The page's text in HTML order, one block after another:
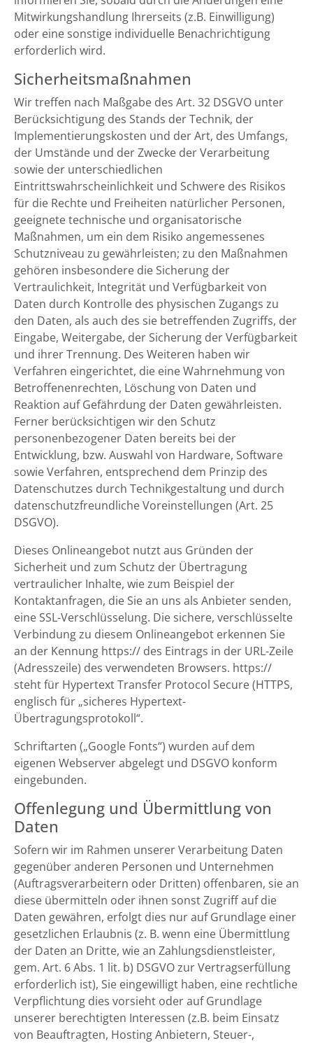
Mitwirkungshandlung Ihrerseits (z.B. Einwilligung)
oder eine sonstige individuelle Benachrichtigung
erforderlich wird.
Sicherheitsmaßnahmen
Wir treffen nach Maßgabe des Art. 32 DSGVO unter
Berücksichtigung des Stands der Technik, der
Implementierungskosten und der Art, des Umfangs,
der Umstände und der Zwecke der Verarbeitung
sowie der unterschiedlichen
Eintrittswahrscheinlichkeit und Schwere des Risikos
für die Rechte und Freiheiten natürlicher Personen,
geeignete technische und organisatorische
Maßnahmen, um ein dem Risiko angemessenes
Schutzniveau zu gewährleisten; zu den Maßnahmen
gehören insbesondere die Sicherung der
Vertraulichkeit, Integrität und Verfügbarkeit von
Daten durch Kontrolle des physischen Zugangs zu
den Daten, als auch des sie betreffenden Zugriffs, der
Eingabe, Weitergabe, der Sicherung der Verfügbarkeit
und ihrer Trennung. Des Weiteren haben wir
Verfahren eingerichtet, die eine Wahrnehmung von
Betroffenenrechten, Löschung von Daten und
Reaktion auf Gefährdung der Daten gewährleisten.
Ferner berücksichtigen wir den Schutz
personenbezogener Daten bereits bei der
Entwicklung, bzw. Auswahl von Hardware, Software
sowie Verfahren, entsprechend dem Prinzip des
Datenschutzes durch Technikgestaltung und durch
datenschutzfreundliche Voreinstellungen (Art. 25
DSGVO).
Dieses Onlineangebot nutzt aus Gründen der
Sicherheit und zum Schutz der Übertragung
vertraulicher Inhalte, wie zum Beispiel der
Kontaktanfragen, die Sie an uns als Anbieter senden,
eine SSL-Verschlüsselung. Die sichere, verschlüsselte
Verbindung zu diesem Onlineangebot erkennen Sie
an der Kennung https:// des Eintrags in der URL-Zeile
(Adresszeile) des verwendeten Browsers. https://
steht für Hypertext Transfer Protocol Secure (HTTPS,
englisch für „sicheres Hypertext-
Übertragungsprotokoll“.
Schriftarten („Google Fonts“) wurden auf dem
eigenen Webserver abgelegt und DSGVO konform
eingebunden.
Offenlegung und Übermittlung von
Daten
Sofern wir im Rahmen unserer Verarbeitung Daten
gegenüber anderen Personen und Unternehmen
(Auftragsverarbeitern oder Dritten) offenbaren, sie an
diese übermitteln oder ihnen sonst Zugriff auf die
Daten gewähren, erfolgt dies nur auf Grundlage einer
gesetzlichen Erlaubnis (z. B. wenn eine Übermittlung
der Daten an Dritte, wie an Zahlungsdienstleister,
gem. Art. 6 Abs. 1 lit. b) DSGVO zur Vertragserfüllung
erforderlich ist), Sie eingewilligt haben, eine rechtliche
Verpflichtung dies vorsieht oder auf Grundlage
unserer berechtigten Interessen (z.B. beim Einsatz
von Beauftragten, Hosting Anbietern, Steuer-,